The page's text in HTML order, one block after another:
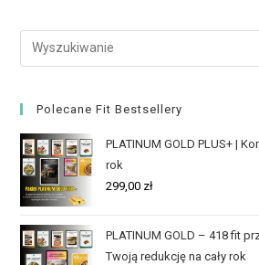
Polecane Fit Bestsellery
PLATINUM GOLD PLUS+ |
rok
299,00 zł
PLATINUM GOLD – 418 fit
Twoją redukcję na cały rok